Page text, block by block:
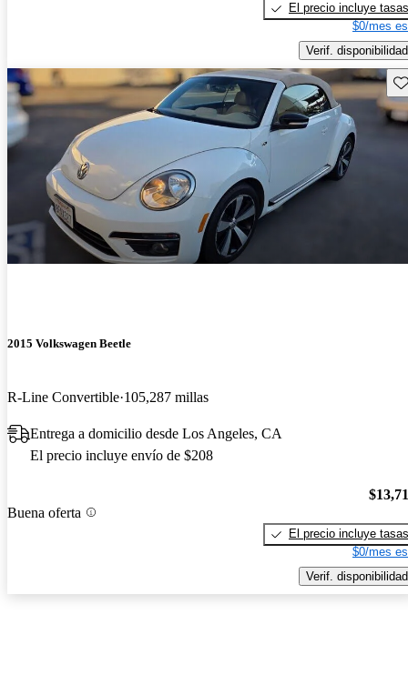
El precio incluye tasas
$0/mes
Verif. disponibilidad
2015 Volkswagen Beetle
R-Line Convertible 105,287 millas
Entrega a domicilio desde Los Angeles, CA
El precio incluye envío de $208
Buena oferta
El precio incluye tasas
$0/mes
Verif. disponibilidad